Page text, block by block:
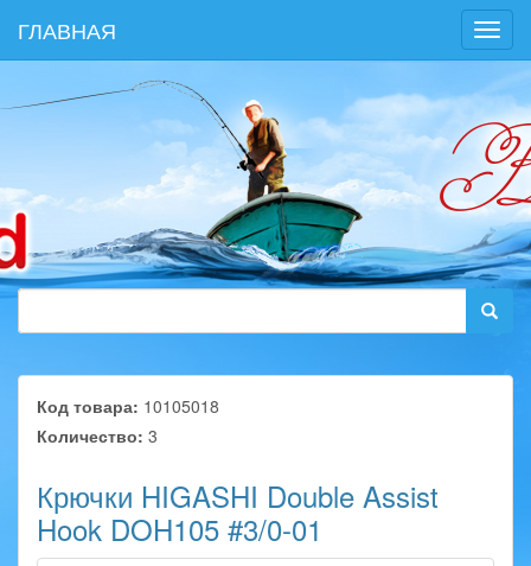
ГЛАВНАЯ
Код товара: 10105018
Количество: 3
Крючки HIGASHI Double Assist
Hook DOH105 #3/0-01